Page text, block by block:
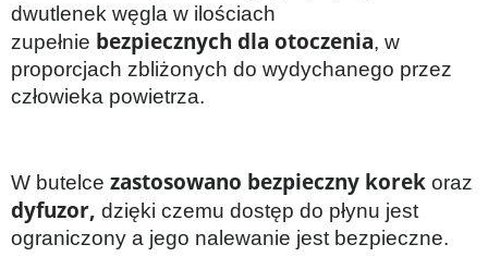
dwutlenek węgla w ilościach
zupełnie bezpiecznych dla otoczenia, w
proporcjach zbliżonych do wydychanego przez
człowieka powietrza.
W butelce zastosowano bezpieczny korek oraz
dyfuzor, dzięki czemu dostęp do płynu jest
ograniczony a jego nalewanie jest bezpieczne.